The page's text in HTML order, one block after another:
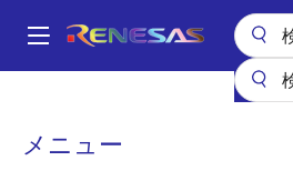
ン
Main
メニュー
パ
Gadget
ガジェットルネ